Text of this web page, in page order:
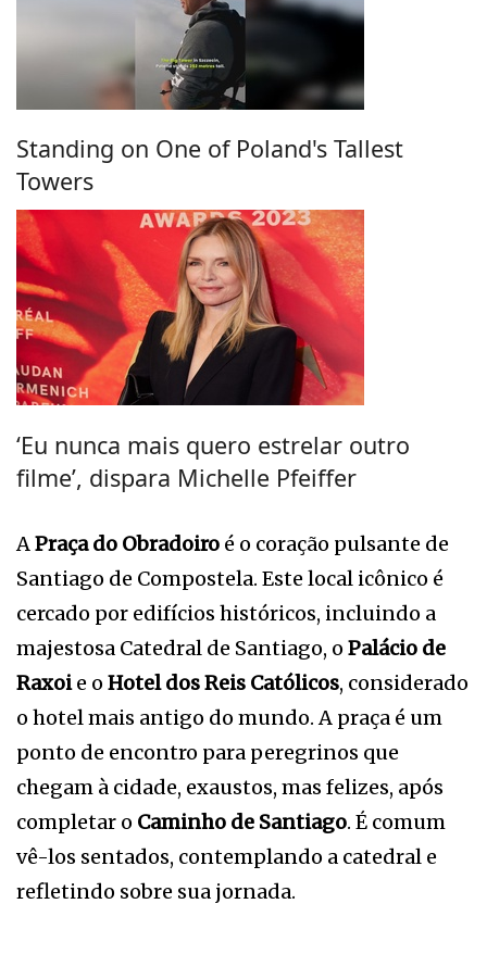
Standing on One of Poland's Tallest
Towers
‘Eu nunca mais quero estrelar outro
filme’, dispara Michelle Pfeiffer
A Praça do Obradoiro é o coração pulsante de
Santiago de Compostela. Este local icônico é
cercado por edifícios históricos, incluindo a
majestosa Catedral de Santiago, o Palácio de
Raxoie o Hotel dos Reis Católicos, considerado
o hotel mais antigo do mundo. A praça é um
ponto de encontro para peregrinos que
chegam à cidade, exaustos, mas felizes, após
completar o Caminho de Santiago. É comum
vê-los sentados, contemplando a catedral e
refletindo sobre sua jornada.